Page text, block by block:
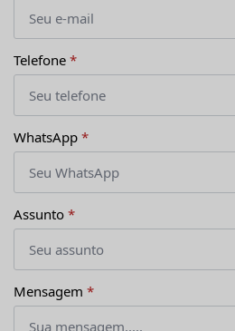
Telefone *
WhatsApp *
Assunto *
Mensagem *